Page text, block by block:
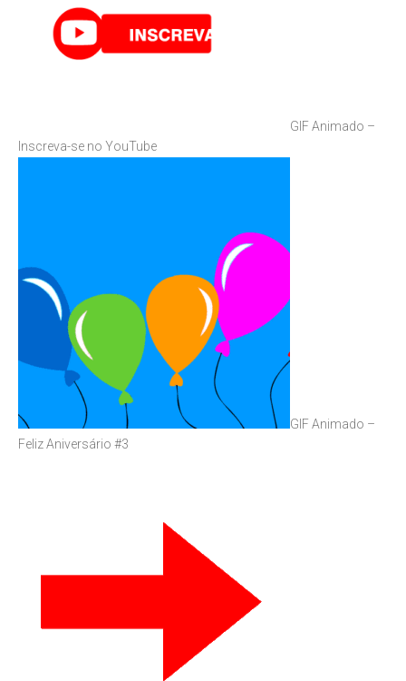
GIF Animado –
Inscreva-se no YouTube
GIF Animado –
Feliz Aniversário #3